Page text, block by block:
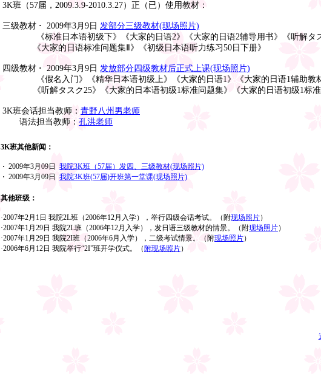
3K班（57届，2009.3.9-2010.3.27）正（已）使用教材：
三级教材 · 2009年3月9日 发部分三级教材(现场照片)
《标准日本语初级下》《大家的日语2》《大家的日语2辅导用书》《听解タ
《大家的日语标准问题集Ⅱ》《初级日本语听力练习50日下册》
四级教材 · 2009年3月9日 发放部分四级教材后正式上课(现场照片)
《假名入门》
《精华日本语初级上》
《大家的日语1》《大家的日语1辅助教
《听解タスク25》《大家的日本语初级1标准问题集》《大家的日语初级1标准
3K班会话担当教师： 青野八州男老师
语法担当教师： 孔洪老师
3K班其他新闻：
· 2009年3月09日 我院3K班（57届）发四、三级教材(现场照片)
· 2009年3月09日 我院3K班(57届)开班第一堂课(现场照片)
其他班级：
·2007年2月1日 我院2L班（2006年12月入学），举行四级会话考试。（附现场照片）
·2007年1月29日 我院2L班（2006年12月入学），发日语三级教材的情景。（附现场照片）
·2007年1月29日 我院2I班（2006年6月入学），二级考试情景。（附现场照片）
·2006年6月12日 我院举行“2I”班开学仪式。（ 附现场照片）